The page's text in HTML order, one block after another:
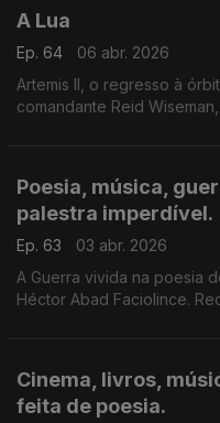
A Lua
Ep. 64
06 abr. 2026
Artemis II, o regresso à
comandante Reid
Poesia, música,
palestra imperdível.
Ep. 63
03 abr. 2026
A Guerra vivida na poesia
Héctor Abad Faciolince.
Cinema, livros,
feita de poesia.